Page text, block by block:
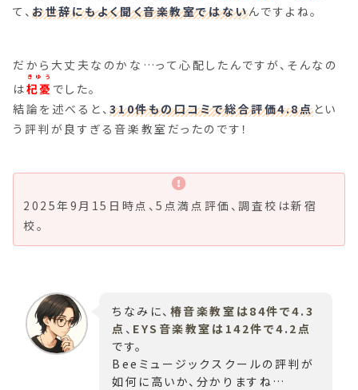
て、お世辞にもよく聞く音楽教室ではないんですよね。
だから大丈夫なのかな…って心配したんですが、そんなの
は杞憂
きゆう
でした。
結論を述べると、310件もの口コミで総合評価4.8点とい
う評判が良すぎる音楽教室だったのです！
2025年9月15日時点、5点満点評価、調査校は新宿
校。
ちなみに、 椿音楽教室は84件で4.3
点 、 EYS音楽教室は142件で4.2点
です。
Beeミュージックスクールの評判が
如何に高いか、分かりますね…